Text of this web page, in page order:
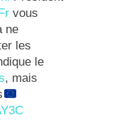
vous
ne
les
le
, mais